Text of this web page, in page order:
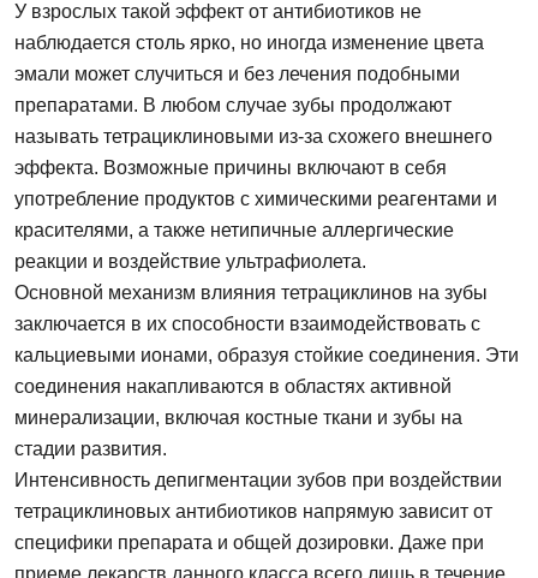
У взрослых такой эффект от антибиотиков не
наблюдается столь ярко, но иногда изменение цвета
эмали может случиться и без лечения подобными
препаратами. В любом случае зубы продолжают
называть тетрациклиновыми из-за схожего внешнего
эффекта. Возможные причины включают в себя
употребление продуктов с химическими реагентами и
красителями, а также нетипичные аллергические
реакции и воздействие ультрафиолета.
Основной механизм влияния тетрациклинов на зубы
заключается в их способности взаимодействовать с
кальциевыми ионами, образуя стойкие соединения. Эти
соединения накапливаются в областях активной
минерализации, включая костные ткани и зубы на
стадии развития.
Интенсивность депигментации зубов при воздействии
тетрациклиновых антибиотиков напрямую зависит от
специфики препарата и общей дозировки. Даже при
приеме лекарств данного класса всего лишь в течение